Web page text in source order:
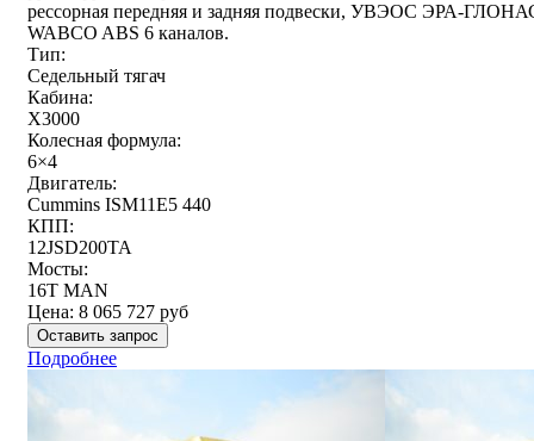
рессорная передняя и задняя подвески, УВЭОС ЭРА-
WABCO ABS 6 каналов.
Тип:
Седельный тягач
Кабина:
X3000
Колесная формула:
6×4
Двигатель:
Cummins ISM11E5 440
КПП:
12JSD200TA
Мосты:
16T MAN
Цена: 8 065 727 руб
Оставить запрос
Подробнее